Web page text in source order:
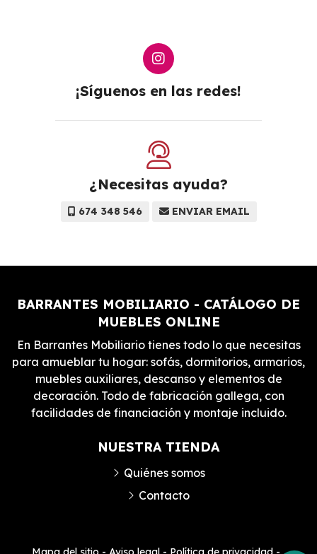
¡Síguenos en las redes!
¿Necesitas ayuda?
674 348 546 ENVIAR EMAIL
BARRANTES MOBILIARIO - CATÁLOGO DE
MUEBLES ONLINE
En Barrantes Mobiliario tienes todo lo que necesitas
para amueblar tu hogar: sofás, dormitorios, armarios,
muebles auxiliares, descanso y elementos de
decoración. Todo de fabricación gallega, con
facilidades de financiación y montaje incluido.
NUESTRA TIENDA
Quiénes somos
Contacto